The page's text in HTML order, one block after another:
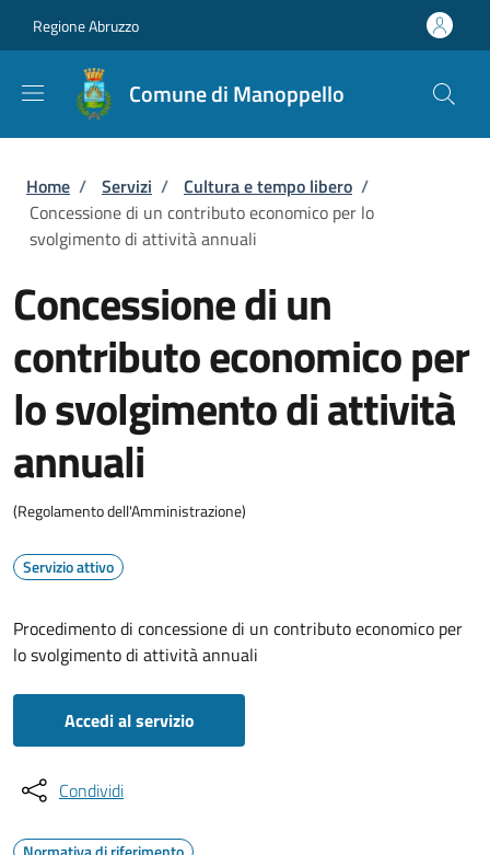
Regione Abruzzo
Comune di Manoppello
Briciole di pane
Home / Servizi / Cultura e tempo libero /
Concessione di un contributo economico per lo
svolgimento di attività annuali
Concessione di un
contributo economico per
lo svolgimento di attività
annuali
(Regolamento dell'Amministrazione)
Servizio attivo
Procedimento di concessione di un contributo economico per
lo svolgimento di attività annuali
Accedi al servizio
Condividi